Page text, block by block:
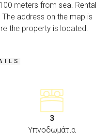
meters from sea. Rental
address on the map is
the property is located.
3
Υπνοδωμάτια